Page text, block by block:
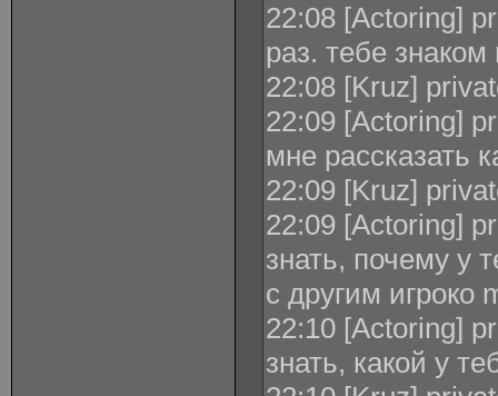
22:08 [Actoring]
раз. тебе
22:08 [Kruz]
22:09 [Actoring]
мне рассказать
22:09 [Kruz]
22:09 [Actoring]
знать, почему у
с другим игроко
22:10 [Actoring]
знать, какой у